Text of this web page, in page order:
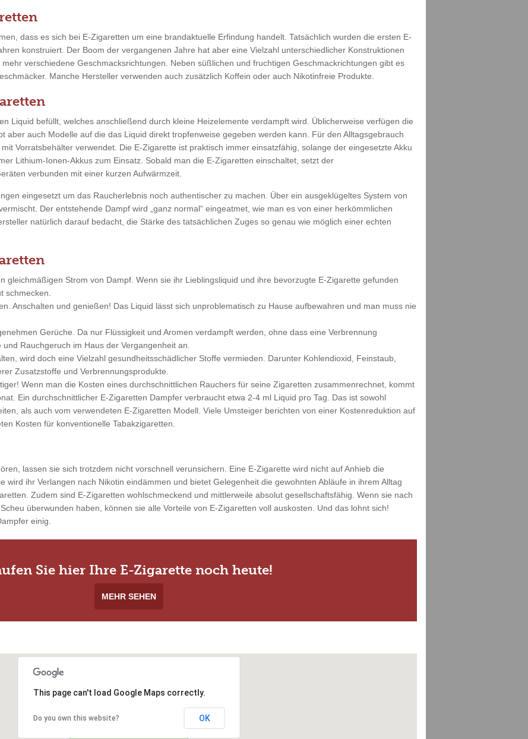
dass es sich bei E-Zigaretten um eine brandaktuelle Erfindung handelt. Tatsächlich wurden die ersten E-
konstruiert. Der Boom der vergangenen Jahre hat aber eine Vielzahl unterschiedlicher Konstruktionen
verschiedene Geschmacksrichtungen. Neben süßlichen und fruchtigen Geschmackrichtungen gibt es
Manche Hersteller verwenden auch zusätzlich Koffein oder auch Nikotinfreie Produkte.
Liquid befüllt, welches anschließend durch kleine Heizelemente verdampft wird. Üblicherweise verfügen die
aber auch Modelle auf die das Liquid direkt tropfenweise gegeben werden kann. Für den Alltagsgebrauch
Vorratsbehälter verwendet. Die E-Zigarette ist praktisch immer einsatzfähig, solange der eingesetzte Akku
Lithium-Ionen-Akkus zum Einsatz. Sobald man die E-Zigaretten einschaltet, setzt der
verbunden mit einer kurzen Aufwärmzeit.
eingesetzt um das Raucherlebnis noch authentischer zu machen. Über ein ausgeklügeltes System von
Der entstehende Dampf wird „ganz normal“ eingeatmet, wie man es von einer herkömmlichen
natürlich darauf bedacht, die Stärke des tatsächlichen Zuges so genau wie möglich einer echten
gleichmäßigen Strom von Dampf. Wenn sie ihr Lieblingsliquid und ihre bevorzugte E-Zigarette gefunden
schmecken.
Anschalten und genießen! Das Liquid lässt sich unproblematisch zu Hause aufbewahren und man muss nie
Gerüche. Da nur Flüssigkeit und Aromen verdampft werden, ohne dass eine Verbrennung
Rauchgeruch im Haus der Vergangenheit an.
wird doch eine Vielzahl gesundheitsschädlicher Stoffe vermieden. Darunter Kohlendioxid, Feinstaub,
Zusatzstoffe und Verbrennungsprodukte.
Wenn man die Kosten eines durchschnittlichen Rauchers für seine Zigaretten zusammenrechnet, kommt
Ein durchschnittlicher E-Zigaretten Dampfer verbraucht etwa 2-4 ml Liquid pro Tag. Das ist sowohl
als auch vom verwendeten E-Zigaretten Modell. Viele Umsteiger berichten von einer Kostenreduktion auf
Kosten für konventionelle Tabakzigaretten.
lassen sie sich trotzdem nicht vorschnell verunsichern. Eine E-Zigarette wird nicht auf Anhieb die
wird ihr Verlangen nach Nikotin eindämmen und bietet Gelegenheit die gewohnten Abläufe in ihrem Alltag
Zudem sind E-Zigaretten wohlschmeckend und mittlerweile absolut gesellschaftsfähig. Wenn sie nach
überwunden haben, können sie alle Vorteile von E-Zigaretten voll auskosten. Und das lohnt sich!
einig.
Sie hier Ihre E-Zigarette noch heute!
MEHR SEHEN
This page can't load Google Maps correctly.
Do you own this website? OK